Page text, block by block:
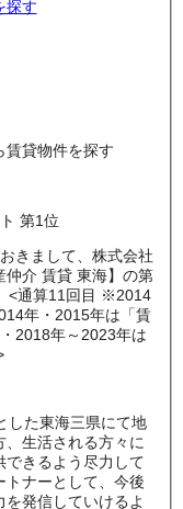
探す
賃貸物件を探す
きまして、株式会社
仲介 賃貸 東海】の第
<通算11回目 ※2014
年・2015年は「賃
2018年～2023年は
した東海三県にて地
生活される方々に
できるよう尽力して
トナーとして、今後
発信していけるよ